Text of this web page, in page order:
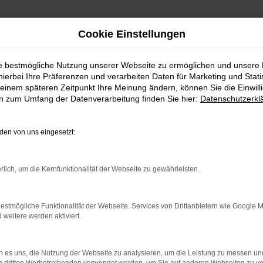
nach
Alternative
in der aktuellem Modellgeneration unterstreicht
auf die zahlreichen Assistenzsysteme, die Ihre Fahrten im
für jede Modellreihe den passenden
Cookie Einstellungen
bestmögliche Nutzung unserer Webseite zu ermöglichen und unsere
Ihre Präferenzen und verarbeiten Daten für Marketing und
späteren Zeitpunkt Ihre Meinung ändern, können Sie die
zum Umfang der Datenverarbeitung finden Sie hier:
von uns eingesetzt:
um die Kernfunktionalität der Webseite zu gewährleisten.
Funktionalität der Webseite. Services von Drittanbietern wie Google
weitere werden aktiviert.
es uns, die Nutzung der Webseite zu analysieren, um die Leistung zu messen